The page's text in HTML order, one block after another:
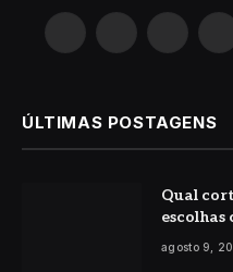
InstagramPinterest
ÚLTIMAS POSTAGENS
Qual
agosto 9,